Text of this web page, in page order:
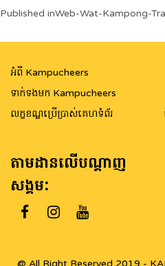
Post
navigation
Published inWeb-Wat-Kampong-
អំពី Kampucheers
ទាក់ទងមក Kampucheers
លក្ខខណ្ឌប្រើប្រាស់គេហទំព័រ
តាមដានលើបណ្តាញ
សង្គម:
@ All Right Reserved 2019 -